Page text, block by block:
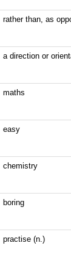
rather than, as
a direction or
maths
easy
chemistry
boring
practise (n.)